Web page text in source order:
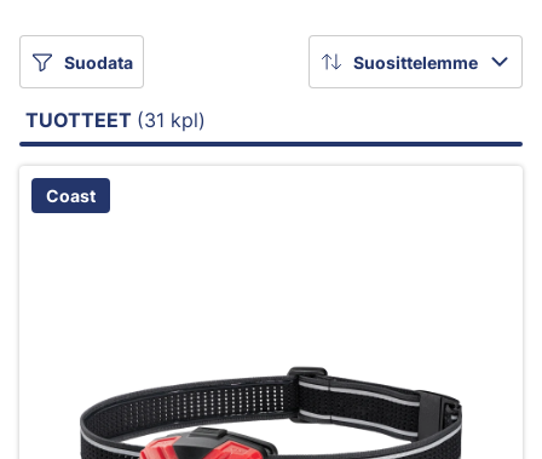
Suodata Suosittelemme
TUOTTEET (31 kpl)
Coast